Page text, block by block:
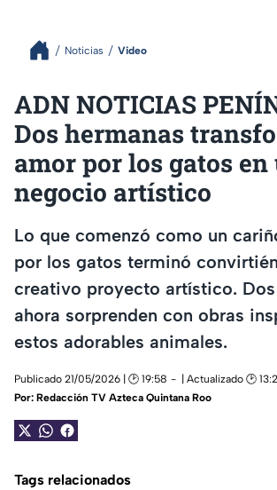
Noticias Video
ADN NOTICIAS
Dos hermanas
amor por los gatos en
negocio artístico
Lo que comenzó como un
por los gatos terminó
creativo proyecto artístico. Dos
ahora sorprenden con obras
estos adorables animales.
Publicado 21/05/2026 | 🕑 19:58
| Actualizado 🕑
Por: Redacción TV Azteca Quintana Roo
Tags relacionados